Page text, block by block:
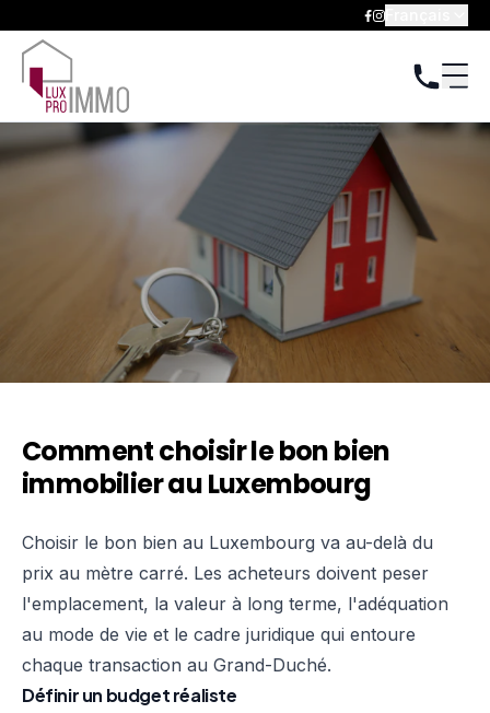
Comment choisir le bon bien
immobilier au Luxembourg
Choisir le bon bien au Luxembourg va au-delà du
prix au mètre carré. Les acheteurs doivent peser
l'emplacement, la valeur à long terme, l'adéquation
au mode de vie et le cadre juridique qui entoure
chaque transaction au Grand-Duché.
Définir un budget réaliste